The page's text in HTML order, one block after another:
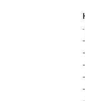
-
-
-
-
-
-